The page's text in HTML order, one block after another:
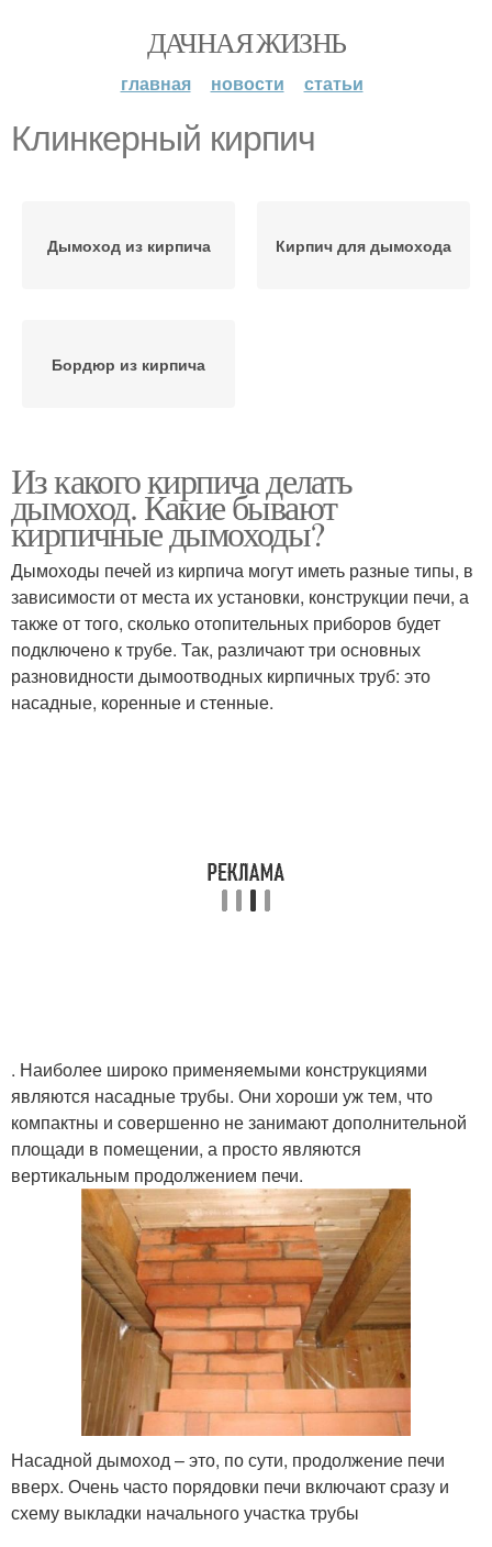
ДАЧНАЯ ЖИЗНЬ
главная новости статьи
Клинкерный кирпич
Дымоход из кирпича Кирпич для дымохода
Бордюр из кирпича
Из какого кирпича делать
дымоход. Какие бывают
кирпичные дымоходы?
Дымоходы печей из кирпича могут иметь разные типы, в
зависимости от места их установки, конструкции печи, а
также от того, сколько отопительных приборов будет
подключено к трубе. Так, различают три основных
разновидности дымоотводных кирпичных труб: это
насадные, коренные и стенные.
. Наиболее широко применяемыми конструкциями
являются насадные трубы. Они хороши уж тем, что
компактны и совершенно не занимают дополнительной
площади в помещении, а просто являются
вертикальным продолжением печи.
Насадной дымоход – это, по сути, продолжение печи
вверх. Очень часто порядовки печи включают сразу и
схему выкладки начального участка трубы